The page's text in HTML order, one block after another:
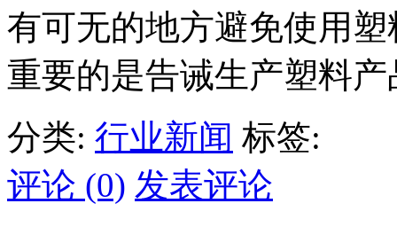
有可无的地方避免使用
重要的是告诫生产塑料
分类: 行业新闻 标签:
评论 (0) 发表评论